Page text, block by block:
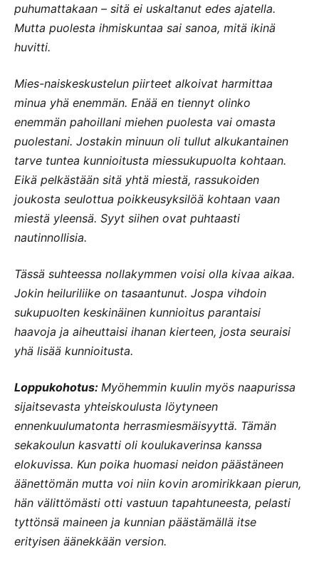
puhumattakaan – sitä ei uskaltanut edes ajatella.
Mutta puolesta ihmiskuntaa sai sanoa, mitä ikinä
huvitti.
Mies-naiskeskustelun piirteet alkoivat harmittaa
minua yhä enemmän. Enää en tiennyt olinko
enemmän pahoillani miehen puolesta vai omasta
puolestani. Jostakin minuun oli tullut alkukantainen
tarve tuntea kunnioitusta miessukupuolta kohtaan.
Eikä pelkästään sitä yhtä miestä, rassukoiden
joukosta seulottua poikkeusyksilöä kohtaan vaan
miestä yleensä. Syyt siihen ovat puhtaasti
nautinnollisia.
Tässä suhteessa nollakymmen voisi olla kivaa aikaa.
Jokin heiluriliike on tasaantunut. Jospa vihdoin
sukupuolten keskinäinen kunnioitus parantaisi
haavoja ja aiheuttaisi ihanan kierteen, josta seuraisi
yhä lisää kunnioitusta.
Loppukohotus: Myöhemmin kuulin myös naapurissa
sijaitsevasta yhteiskoulusta löytyneen
ennenkuulumatonta herrasmiesmäisyyttä. Tämän
sekakoulun kasvatti oli koulukaverinsa kanssa
elokuvissa. Kun poika huomasi neidon päästäneen
äänettömän mutta voi niin kovin aromirikkaan pierun,
hän välittömästi otti vastuun tapahtuneesta, pelasti
tyttönsä maineen ja kunnian päästämällä itse
erityisen äänekkään version.